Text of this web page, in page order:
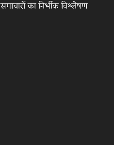
का निर्भीक विश्लेषण